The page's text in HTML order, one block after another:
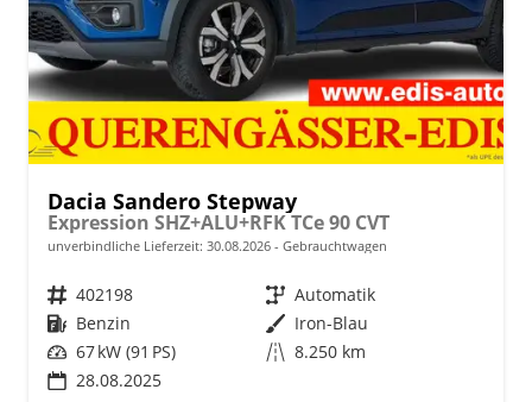
Dacia Sandero Stepway
Expression SHZ+ALU+RFK TCe 90 CVT
unverbindliche Lieferzeit: 30.08.2026 Gebrauchtwagen
Fahrzeugnr. 402198 Getriebe Automatik
Kraftstoff Benzin Außenfarbe Iron-Blau
Leistung 67 kW (91 PS) Kilometerstand 8.250 km
28.08.2025